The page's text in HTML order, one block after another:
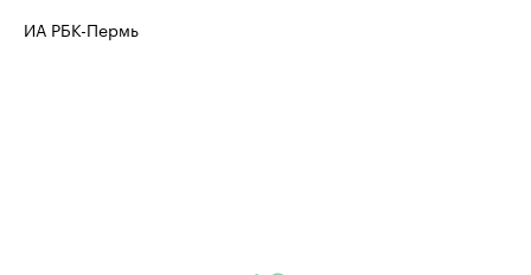
Ознакомьтесь с информацией в каталоге
ИА РБК-Пермь